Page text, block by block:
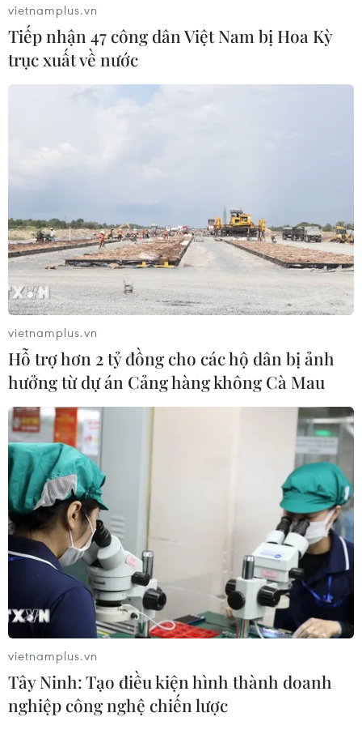
TIN CÙNG CHUYÊN MỤC
Chủ tịch Liên đoàn Bóng đá thế giới
chịu sức ép chưa từng có
06/08/2026 04:12
Futsal Việt Nam bất bại sau trận hòa
khó tin trước chủ nhà Thái Lan
06/08/2026 02:38
vietnamplus.vn
Tiếp nhận 47 công dân Việt Nam bị Hoa Kỳ
trục xuất về nước
vietnamplus.vn
Hỗ trợ hơn 2 tỷ đồng cho các hộ dân bị ảnh
hưởng từ dự án Cảng hàng không Cà Mau
vietnamplus.vn
Tây Ninh: Tạo điều kiện hình thành doanh
nghiệp công nghệ chiến lược